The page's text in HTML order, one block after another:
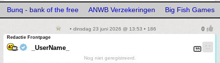
Bunq - bank of the free ANWB Verzekeringen Big Fish Games
• dinsdag 23 juni 2026 @ 13:53 • 186
Redactie Frontpage
_UserName_
Nog niet geregistreerd.